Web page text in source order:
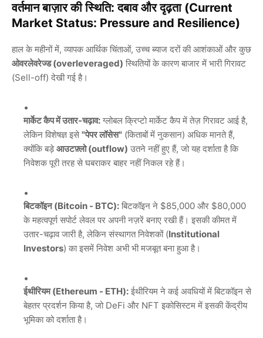
वर्तमान बाज़ार की स्थिति: दबाव और दृढ़ता (Current
Market Status: Pressure and Resilience)
हाल के महीनों में, व्यापक आर्थिक चिंताओं, उच्च ब्याज दरों की आशंकाओं और कुछ
ओवरलेवरेज्ड (overleveraged) स्थितियों के कारण बाजार में भारी गिरावट
(Sell-off) देखी गई है।
मार्केट कैप में उतार-चढ़ाव: ग्लोबल क्रिप्टो मार्केट कैप में तेज़ गिरावट आई है,
लेकिन विशेषज्ञ इसे "पेपर लॉसेस" (किताबों में नुकसान) अधिक मानते हैं,
क्योंकि बड़ेआउटफ़्लो (outflow) उतने नहीं हुए हैं, जो यह दर्शाता है कि
निवेशक पूरी तरह से घबराकर बाहर नहीं निकल रहे हैं।
बिटकॉइन (Bitcoin - BTC): बिटकॉइन ने $85,000 और $80,000
के महत्वपूर्ण सपोर्ट लेवल पर अपनी नज़रें बनाए रखी हैं। इसकी कीमत में
उतार-चढ़ाव जारी है, लेकिन संस्थागत निवेशकों (Institutional
Investors) का इसमें निवेश अभी भी मजबूत बना हुआ है।
ईथीरियम (Ethereum - ETH): ईथीरियम ने कई अवधियों में बिटकॉइन से
बेहतर प्रदर्शन किया है, जो DeFi और NFT इकोसिस्टम में इसकी केंद्रीय
भूमिका को दर्शाता है।